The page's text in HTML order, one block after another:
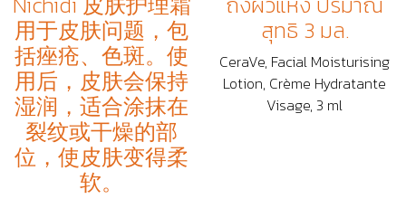
用于皮肤问题，包
括痤疮、色斑。使
用后，皮肤会保持
湿润，适合涂抹在
裂纹或干燥的部
位，使皮肤变得柔
软。
สุทธิ 3 มล.
CeraVe, Facial Moisturising
Lotion, Crème Hydratante
Visage, 3 ml